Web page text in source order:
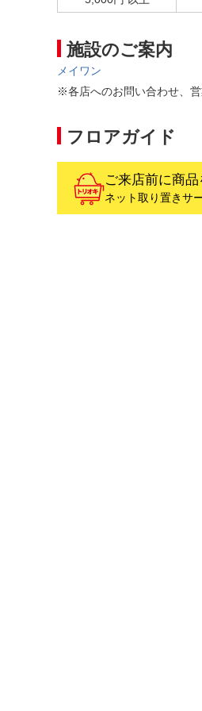
施設のご案内
メイワン
※各店へのお問い合わせ、
フロアガイド
ご来店前に商
ネット取り置きサ